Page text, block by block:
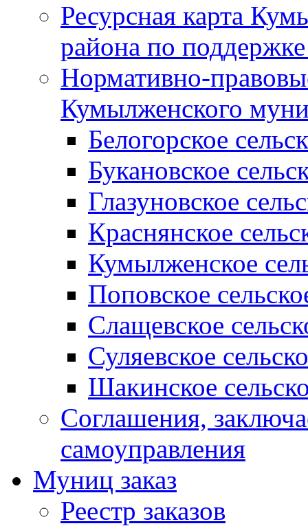
Ресурсная карта
района по
Нормативно-
Кумылженского
Белогорское
Букановское
Глазуновское
Краснянское
Кумылженское
Поповское
Слащевское
Суляевское
Шакинское
Соглашения,
самоуправления
Муниц заказ
Реестр заказов